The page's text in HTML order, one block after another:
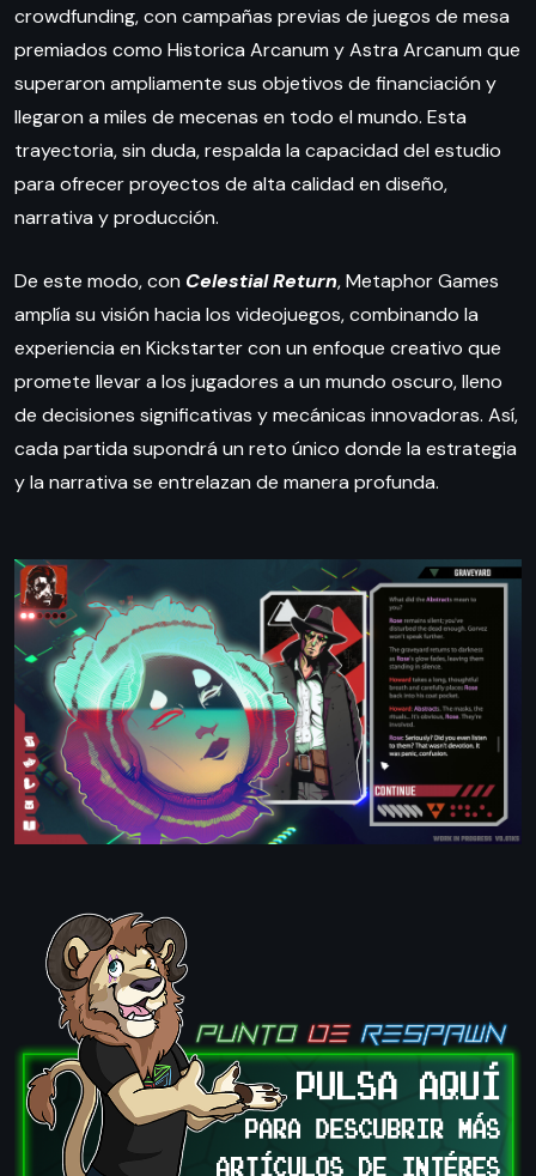
crowdfunding, con campañas previas de juegos de mesa
premiados como Historica Arcanum y Astra Arcanum que
superaron ampliamente sus objetivos de financiación y
llegaron a miles de mecenas en todo el mundo. Esta
trayectoria, sin duda, respalda la capacidad del estudio
para ofrecer proyectos de alta calidad en diseño,
narrativa y producción.
De este modo, con Celestial Return, Metaphor Games
amplía su visión hacia los videojuegos, combinando la
experiencia en Kickstarter con un enfoque creativo que
promete llevar a los jugadores a un mundo oscuro, lleno
de decisiones significativas y mecánicas innovadoras. Así,
cada partida supondrá un reto único donde la estrategia
y la narrativa se entrelazan de manera profunda.